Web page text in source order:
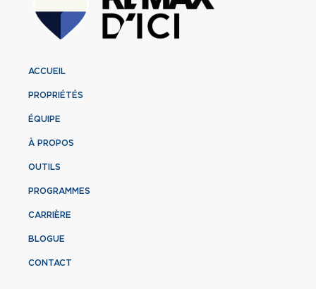
ACCUEIL
PROPRIÉTÉS
ÉQUIPE
À PROPOS
OUTILS
PROGRAMMES
CARRIÈRE
BLOGUE
CONTACT